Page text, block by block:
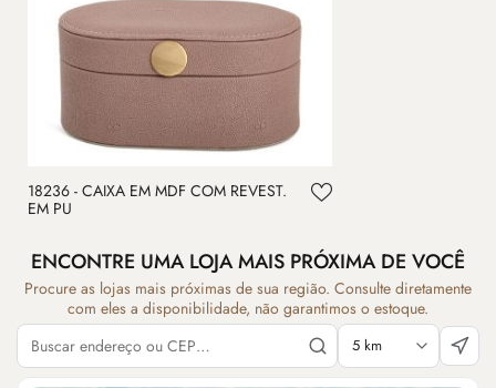
18236 - CAIXA EM MDF COM REVEST.
EM PU
ENCONTRE UMA LOJA MAIS PRÓXIMA DE VOCÊ
Procure as lojas mais próximas de sua região. Consulte diretamente
com eles a disponibilidade, não garantimos o estoque.